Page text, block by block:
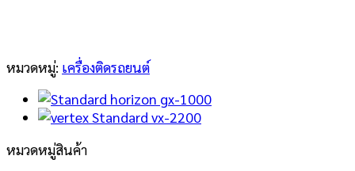
หมวดหมู่: เครื่องติดรถยนต์
หมวดหมู่สินค้า